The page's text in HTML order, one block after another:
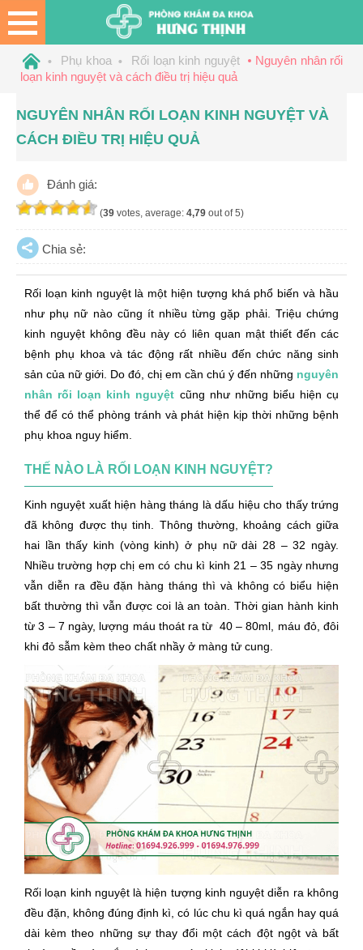
Phụ khoa Rối loạn kinh nguyệt
Nguyên nhân rối
loạn kinh nguyệt và cách điều trị hiệu quả
NGUYÊN NHÂN RỐI LOẠN KINH NGUYỆT VÀ
CÁCH ĐIỀU TRỊ HIỆU QUẢ
Đánh giá:
(39 votes, average: 4,79 out of 5)
Chia sẻ:
Rối loạn kinh nguyệt là một hiện tượng khá phổ biến và hầu
như phụ nữ nào cũng ít nhiều từng gặp phải. Triệu chứng
kinh nguyệt không đều này có liên quan mật thiết đến các
bệnh phụ khoa và tác động rất nhiều đến chức năng sinh
sản của nữ giới. Do đó, chị em cần chú ý đến những nguyên
nhân rối loạn kinh nguyệt cũng như những biểu hiện cụ
thể để có thể phòng tránh và phát hiện kịp thời những bệnh
phụ khoa nguy hiểm.
THẾ NÀO LÀ RỐI LOẠN KINH NGUYỆT?
Kinh nguyệt xuất hiện hàng tháng là dấu hiệu cho thấy trứng
đã không được thụ tinh. Thông thường, khoảng cách giữa
hai lần thấy kinh (vòng kinh) ở phụ nữ dài 28 – 32 ngày.
Nhiều trường hợp chị em có chu kì kinh 21 – 35 ngày nhưng
vẫn diễn ra đều đặn hàng tháng thì và không có biểu hiện
bất thường thì vẫn được coi là an toàn. Thời gian hành kinh
từ 3 – 7 ngày, lượng máu thoát ra từ 40 – 80ml, máu đỏ, đôi
khi đỏ sẫm kèm theo chất nhầy ở màng tử cung.
Rối loạn kinh nguyệt là hiện tượng kinh nguyệt diễn ra không
đều đặn, không đúng định kì, có lúc chu kì quá ngắn hay quá
dài kèm theo những sự thay đổi một cách đột ngột và bất